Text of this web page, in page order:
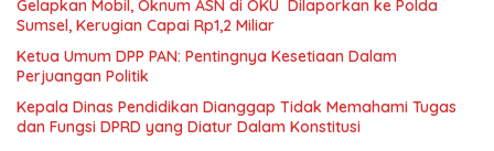
Gelapkan Mobil, Oknum ASN di OKU Dilaporkan ke Polda
Sumsel, Kerugian Capai Rp1,2 Miliar
Ketua Umum DPP PAN: Pentingnya Kesetiaan Dalam
Perjuangan Politik
Kepala Dinas Pendidikan Dianggap Tidak Memahami Tugas
dan Fungsi DPRD yang Diatur Dalam Konstitusi